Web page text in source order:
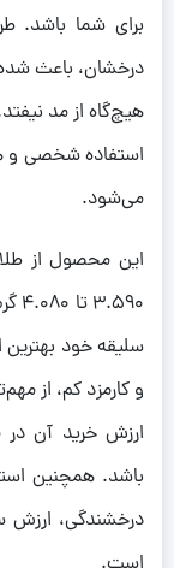
برای شما باشد.
درخشان، باعث شده
هیچ‌گاه از مد
استفاده شخصی و
می‌شود.
و کارمزد کم، از
ارزش خرید آن در
درخشندگی، ارزش